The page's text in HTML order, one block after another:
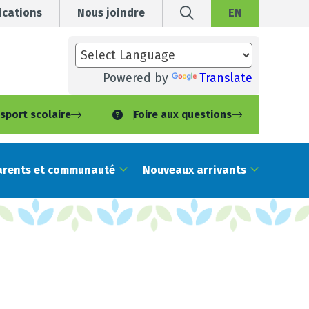
Nous joindre EN
Powered by Translate
scolaire Foire aux questions
et communauté Nouveaux arrivants